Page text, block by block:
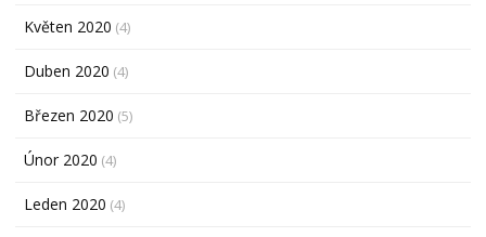
Květen 2020 (4)
Duben 2020 (4)
Březen 2020 (5)
Únor 2020 (4)
Leden 2020 (4)